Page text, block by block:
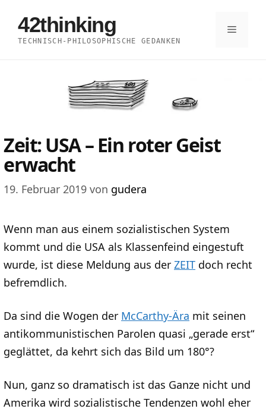
Inhalt
springen
42thinking
TECHNISCH-PHILOSOPHISCHE GEDANKEN
Menü
Zeit: USA – Ein roter Geist
erwacht
19. Februar 2019 von gudera
Wenn man aus einem sozialistischen System
kommt und die USA als Klassenfeind eingestuft
wurde, ist diese Meldung aus der ZEIT doch recht
befremdlich.
Da sind die Wogen der McCarthy-Ära mit seinen
antikommunistischen Parolen quasi „gerade erst“
geglättet, da kehrt sich das Bild um 180°?
Nun, ganz so dramatisch ist das Ganze nicht und
Amerika wird sozialistische Tendenzen wohl eher